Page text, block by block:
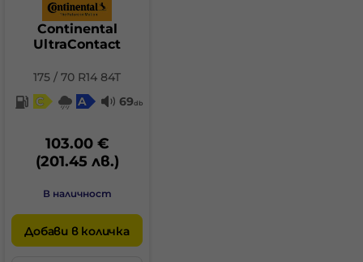
Continental
UltraContact
175 / 70 R14 84T
C
A 69db
103.00 €
(201.45 лв.)
В наличност
Добави в количка